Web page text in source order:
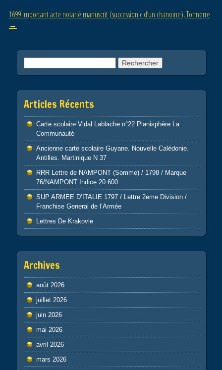
k
1699 Important acte notarié manuscrit (succession c d’un chanoine), Tonnerre
→
Articles Récents
Carte scolaire Vidal Lablache n°22 Planisphère La
Communauté
Ancienne carte scolaire Guyane. Nouvelle Calédonie.
Antilles. Martinique N 37
RRR Lettre de NAMPONT (Somme) / 1798 / Marque
76/NAMPONT Indice 20 600
SUP ARMEE D’ITALIE 1797 / Lettre 2eme Division /
Franchise General de l’Armée
Lettres De Krakovie
Archives
août 2026
juillet 2026
juin 2026
mai 2026
avril 2026
mars 2026